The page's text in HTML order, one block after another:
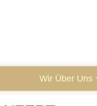
ZUM INHALT
Wir Über Uns